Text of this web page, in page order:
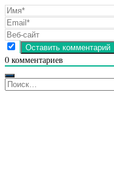
0 комментариев
Найти: